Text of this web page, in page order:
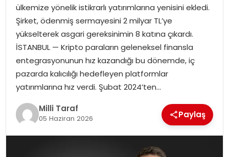
SIYASET
MAGAZIN
ülkemize yönelik istikrarlı yatırımlarına yenisini ekledi.
Şirket, ödenmiş sermayesini 2 milyar TL’ye
yükselterek asgari gereksinimin 8 katına çıkardı.
İSTANBUL — Kripto paraların geleneksel finansla
entegrasyonunun hız kazandığı bu dönemde, iç
pazarda kalıcılığı hedefleyen platformlar
yatırımlarına hız verdi. Şubat 2024’ten…
Milli Taraf
05 Haziran 2026 Paylaş